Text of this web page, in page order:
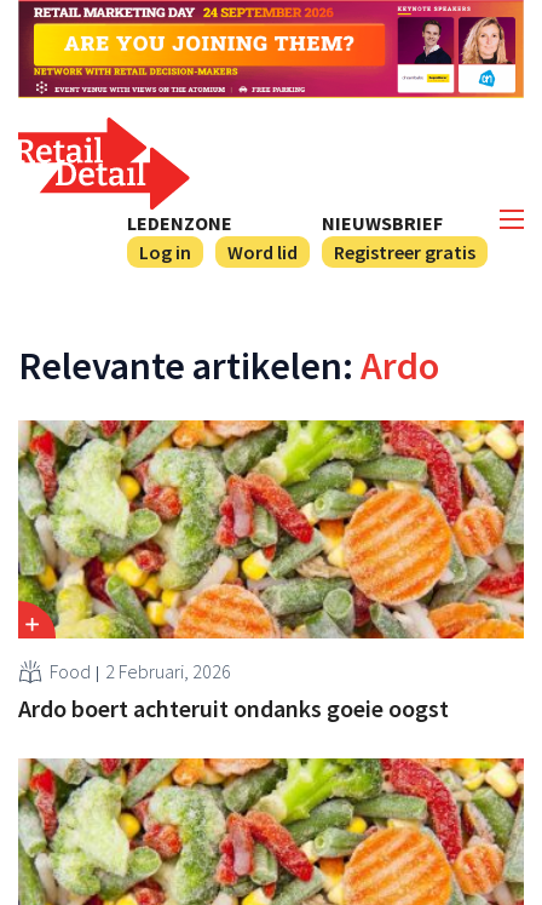
NIEUWSBRIEF
Registreer gratis
LEDENZONE
Log in
Word lid
Relevante artikelen: Ardo
Food 2 Februari, 2026
Ardo boert achteruit ondanks goeie oogst